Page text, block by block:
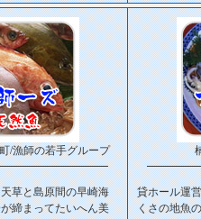
/漁師の若手グループ
草と島原間の早崎海
締まってたいへん美
貸ホール運
くさの地魚